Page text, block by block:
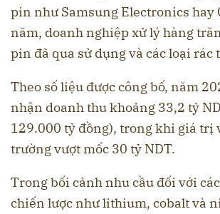
pin như Samsung Electronics hay
năm, doanh nghiệp xử lý hàng
pin đã qua sử dụng và các loại rác
Theo số liệu được công bố, năm
nhận doanh thu khoảng 33,2 tỷ
129.000 tỷ đồng), trong khi giá trị
trường vượt mốc 30 tỷ NDT.
Trong bối cảnh nhu cầu đối với
chiến lược như lithium, cobalt và